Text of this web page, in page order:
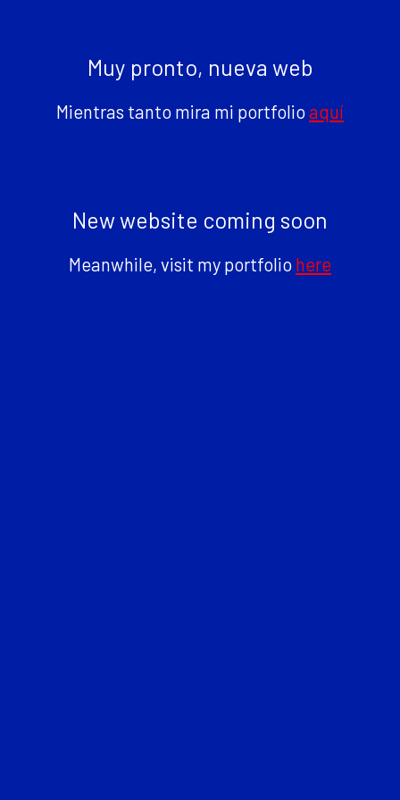
Muy pronto, nueva web
Mientras tanto mira mi portfolioaquí
New website coming soon
Meanwhile, visit my portfolio here